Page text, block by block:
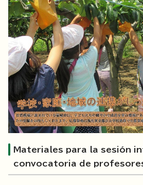
Materiales para la sesión
convocatoria de